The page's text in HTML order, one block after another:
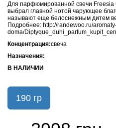
Для парфюмированной свечи
выбрал главной нотой чарующее
называют еще белоснежным дитем
Подробнее: http://randewoo.ru/
doma/
Концентрация:свеча
Назначения:
В НАЛИЧИИ
190 гр